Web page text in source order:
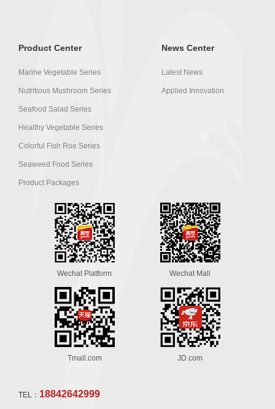
Product Center
Marine Vegetable Series
Nutritious Mushroom Series
Seafood Salad Series
Healthy Vegetable Series
Colorful Fish Roe Series
Seaweed Food Series
Product Packages
News Center
Latest News
Applied Innovation
Wechat Platform Wechat Mall
Tmall.com JD.com
TEL： 18842642999